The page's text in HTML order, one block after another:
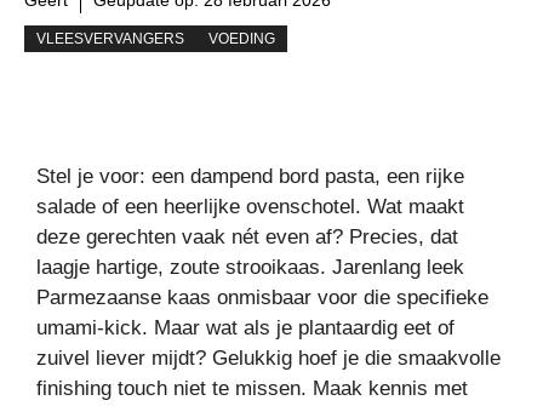
VLEESVERVANGERS VOEDING
Stel je voor: een dampend bord pasta, een rijke
salade of een heerlijke ovenschotel. Wat maakt
deze gerechten vaak nét even af? Precies, dat
laagje hartige, zoute strooikaas. Jarenlang leek
Parmezaanse kaas onmisbaar voor die specifieke
umami-kick. Maar wat als je plantaardig eet of
zuivel liever mijdt? Gelukkig hoef je die smaakvolle
finishing touch niet te missen. Maak kennis met